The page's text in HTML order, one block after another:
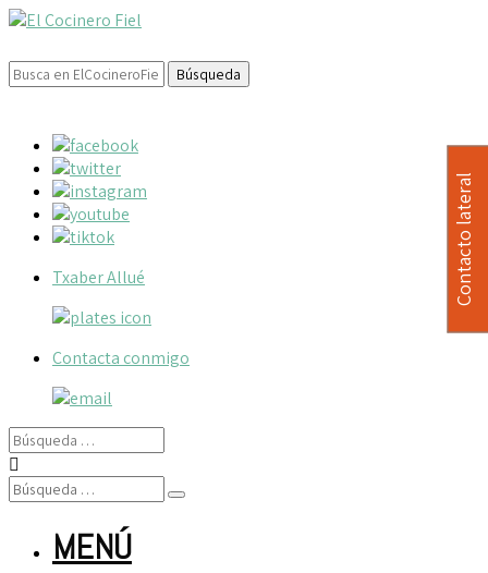
Buscar:
Txaber Allué
Contacta conmigo
MENÚ
Contacto lateral